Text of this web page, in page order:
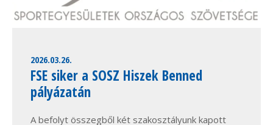
2026.03.26.
FSE siker a SOSZ Hiszek Benned
pályázatán
A befolyt összegből két szakosztályunk kapott